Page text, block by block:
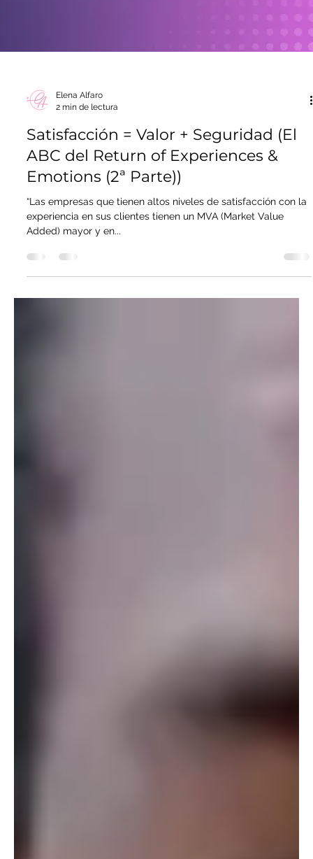
Elena Alfaro
2 min de lectura
Satisfacción = Valor + Seguridad (El
ABC del Return of Experiences &
Emotions (2ª Parte))
“Las empresas que tienen altos niveles de satisfacción con la
experiencia en sus clientes tienen un MVA (Market Value
Added) mayor y en...